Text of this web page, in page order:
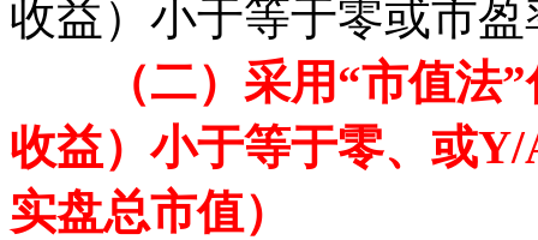
收益）小于等于零或市
（二）采用“市值
收益）小于等于零、或
实盘总市值）